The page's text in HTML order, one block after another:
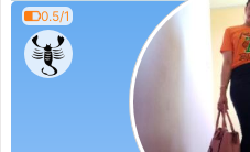
0.5/1